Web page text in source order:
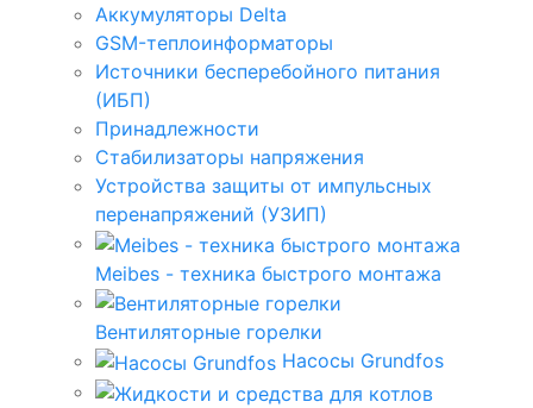
Аккумуляторы Delta
GSM-теплоинформаторы
Источники бесперебойного питания
(ИБП)
Принадлежности
Стабилизаторы напряжения
Устройства защиты от импульсных
перенапряжений (УЗИП)
Meibes - техника быстрого монтажа
Вентиляторные горелки
Насосы Grundfos